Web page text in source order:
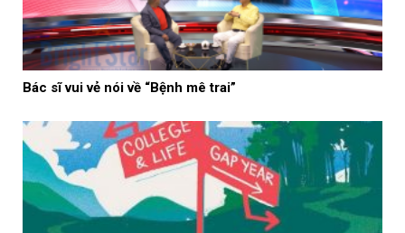
Bác sĩ vui vẻ nói về “Bệnh mê trai”